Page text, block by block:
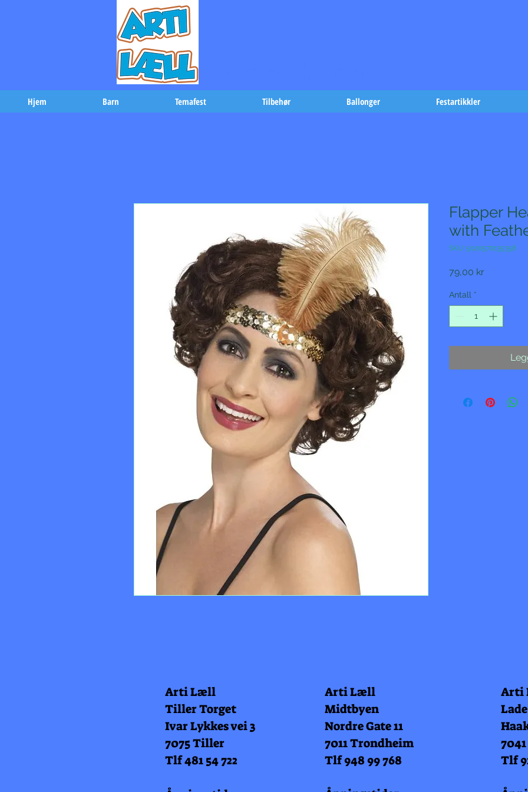
Hjem Barn Temafest Tilbehør Ballonger Festartikkler
Flapper
with
SKU: 5020570135358
79,00 krPris
Antall *
Arti Læll
Tiller Torget
Ivar Lykkes vei 3
7075 Tiller
Tlf 481 54 722
Arti Læll
Midtbyen
Nordre Gate 11
7011 Trondheim
Tlf 948 99 768
Arti
Tlf